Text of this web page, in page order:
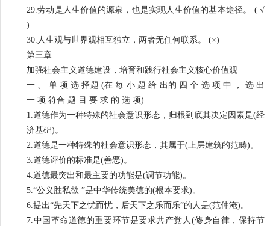
29.劳动是人生价值的源泉，也是实现人生价值的基本途径。 ( √
)
30.人生观与世界观相互独立，两者无任何联系。 (×)
第三章
加强社会主义道德建设，培育和践行社会主义核心价值观
一 、 单 项 选 择题 (在 每 小 题 给 出的 四 个 选 项 中 ， 选 出
一 项 符合 题 目 要 求 的 选 项)
1.道德作为一种特殊的社会意识形态，归根到底其决定因素是(经
济基础)。
2.道德是一种特殊的社会意识形态，其属于(上层建筑的范畴)。
3.道德评价的标准是(善恶)。
4.道德最突出和最主要的功能是(调节功能)。
5.“公义胜私欲 ”是中华传统美德的(根本要求)。
6.提出“先天下之忧而忧，后天下之乐而乐”的人是(范仲淹)。
7.中国革命道德的重要环节是要求共产党人(修身自律，保持节